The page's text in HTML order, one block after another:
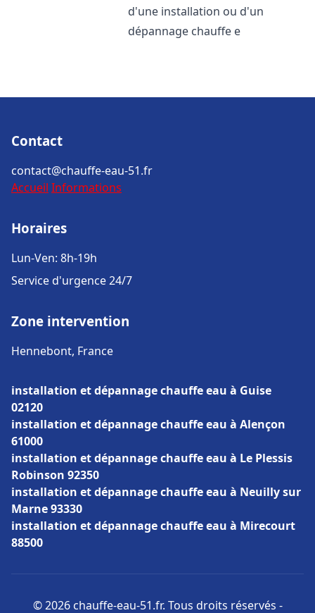
d'une installation ou d'un
dépannage chauffe e
Contact
contact@chauffe-eau-51.fr
Accueil Informations
Horaires
Lun-Ven: 8h-19h
Service d'urgence 24/7
Zone intervention
Hennebont, France
installation et dépannage chauffe eau à Guise
02120
installation et dépannage chauffe eau à Alençon
61000
installation et dépannage chauffe eau à Le Plessis
Robinson 92350
installation et dépannage chauffe eau à Neuilly sur
Marne 93330
installation et dépannage chauffe eau à Mirecourt
88500
© 2026 chauffe-eau-51.fr. Tous droits réservés -